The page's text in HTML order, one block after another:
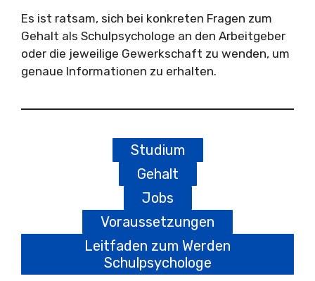
Es ist ratsam, sich bei konkreten Fragen zum
Gehalt als Schulpsychologe an den Arbeitgeber
oder die jeweilige Gewerkschaft zu wenden, um
genaue Informationen zu erhalten.
Studium
Gehalt
Jobs
Voraussetzungen
Leitfaden zum Werden
Schulpsychologe